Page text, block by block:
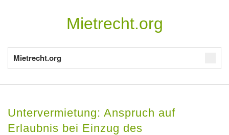
Mietrecht.org
Mietrecht.org
Untervermietung: Anspruch auf
Erlaubnis bei Einzug des